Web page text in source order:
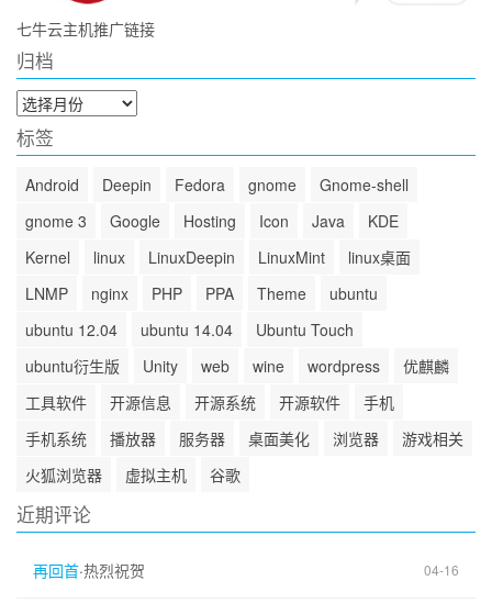
七牛云主机推广链接
归档
归
档
标签
Android Deepin Fedora gnome
Gnome-shell
gnome 3
Google Hosting Icon Java
KDE
Kernel
linux LinuxDeepin LinuxMint
linux桌面
LNMP
nginx PHP PPA Theme
ubuntu
ubuntu 12.04
ubuntu 14.04
Ubuntu Touch
ubuntu衍生版
Unity web wine wordpress
优麒麟
工具软件
开源信息 开源系统 开源软件
手机
手机系统
播放器 服务器 桌面美化 浏览器
游戏相关
火狐浏览器
虚拟主机 谷歌
近期评论
再回首·热烈祝贺 04-16